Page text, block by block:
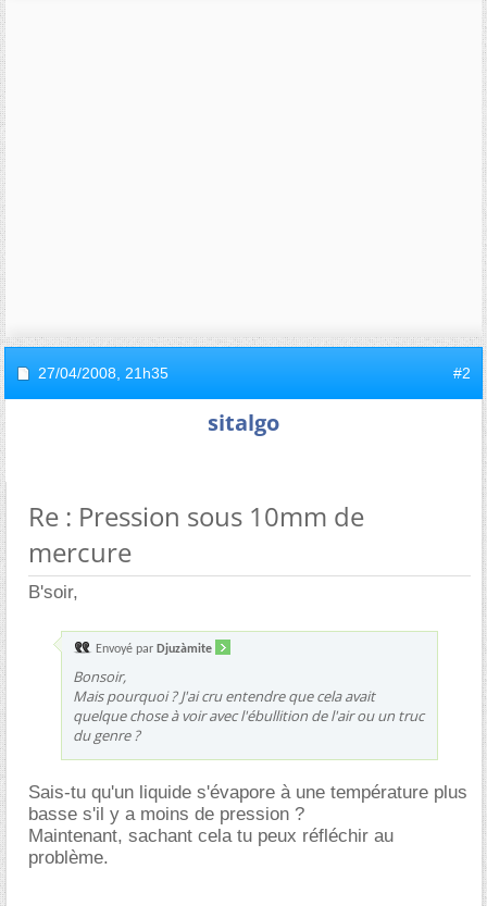
27/04/2008, 21h35 #2
sitalgo
Re : Pression sous 10mm de
mercure
B'soir,
Envoyé par Djuzàmite
Bonsoir,
Mais pourquoi ? J'ai cru entendre que cela avait
quelque chose à voir avec l'ébullition de l'air ou un truc
du genre ?
Sais-tu qu'un liquide s'évapore à une température plus
basse s'il y a moins de pression ?
Maintenant, sachant cela tu peux réfléchir au
problème.